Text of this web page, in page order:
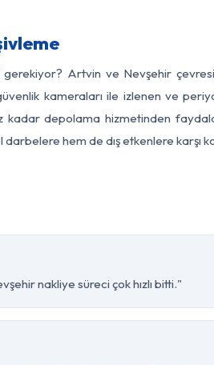
gerekiyor? Artvin ve Nevşehir
kameraları ile izlenen ve
depolama hizmetinden
hem de dış etkenlere karşı
nakliye süreci çok hızlı bitti."